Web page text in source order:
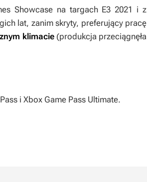
Showcase na targach E3 2021 i z
lat, zanim skryty, preferujący pracę
klimacie(produkcja przeciągnęła
i Xbox Game Pass Ultimate.